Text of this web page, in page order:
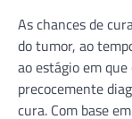
As chances de
do tumor, ao
ao estágio em
precocemente
cura. Com base